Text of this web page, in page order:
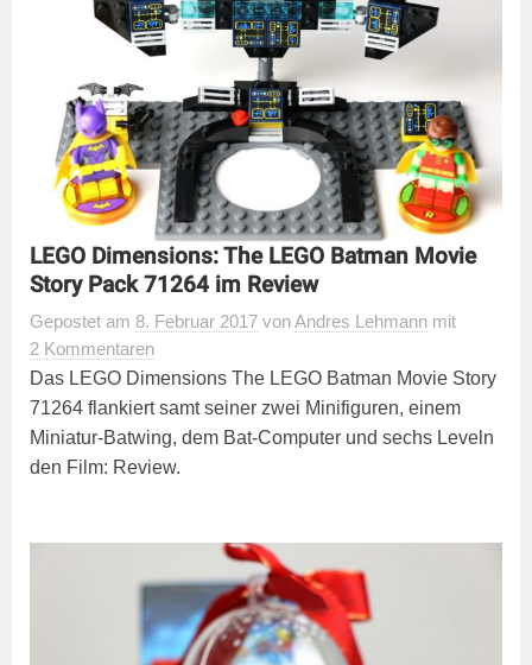
LEGO Dimensions: The LEGO Batman Movie
Story Pack 71264 im Review
Gepostet am 8. Februar 2017 vonAndres Lehmann mit
2 Kommentaren
Das LEGO Dimensions The LEGO Batman Movie Story
71264 flankiert samt seiner zwei Minifiguren, einem
Miniatur-Batwing, dem Bat-Computer und sechs Leveln
den Film: Review.